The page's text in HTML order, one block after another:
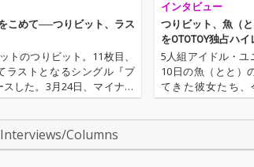
こめて──つりビット、ラス
トのつりビット。11枚目、
ラストとなるシングル『プ
した。3月24日、マイナビ
る〈つりビットラストライ
インタビュー
つりビット、魚（
をOTOTOY独占ハ
5人組アイドル・ユ
10日の魚（とと）
てきた彼女たち、
L』は、ここ最近
Columns